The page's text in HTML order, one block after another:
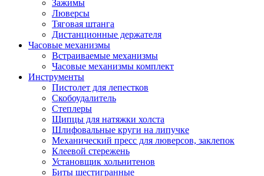
Зажимы
Люверсы
Тяговая штанга
Дистанционные держателя
Часовые механизмы
Встраиваемые механизмы
Часовые механизмы комплект
Инструменты
Пистолет для лепестков
Скобоудалитель
Степлеры
Щипцы для натяжки холста
Шлифовальные круги на липучке
Механический пресс для люверсов, заклепок
Клеевой стережень
Установщик хольнитенов
Биты шестигранные